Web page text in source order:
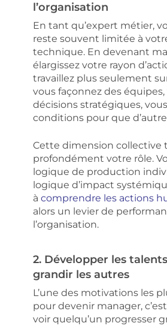
l’organisation
En tant qu’expert métier,
reste souvent limitée à
technique. En devenant
élargissez votre rayon
travaillez plus seulement
vous façonnez des
décisions stratégiques,
conditions pour que
Cette dimension collective
profondément votre rôle.
logique de production
logique d’impact
à comprendre les actions
alors un levier de
l’organisation.
2. Développer les
grandir les autres
L’une des motivations les
pour devenir manager,
voir quelqu’un progresser